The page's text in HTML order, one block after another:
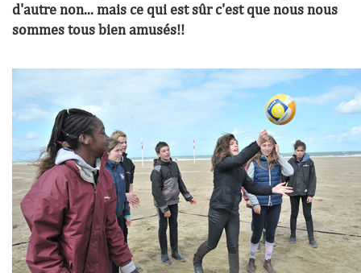
d'autre non... mais ce qui est sûr c'est que nous nous
sommes tous bien amusés!!